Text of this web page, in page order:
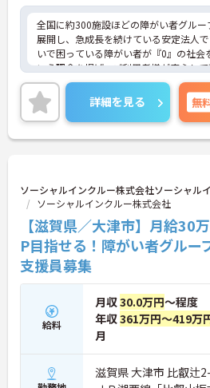
全国に約300施設ほどの障がい者グルー
展開し、急成長を続けている安定法人
いで困っている障がい者が『0』の社会
いう理念を掲げ、ご利用者様が安心し
域社会の実現を目指しています。日中
型のホームとして、ご利用者様一人ひと
た温かい支援を提供しています。グル
用に設計された新築物件を中心に運営
潔で快適な環境が整っています。入社
厚い教育体制を整えています。これま
れた福祉業界でのご経験や有資格者とし
を存分に活かせる環境です。将来的に
すことができる登用制度や、外部研修の
どもご用意しています。お食事の準備に
も、レシピや食材の宅配サービスを利用
現場の負担を軽減しています。夜間も
確保しているため、安心して長くご活躍
す。
【柔軟な働き方が実現できる環境が整
・週1日からの勤務が可能で、平日のみ
といったご希望にも柔軟に対応していま
・残業がほとんど発生しないため、プ
時間やWワークとの両立がしやすい環境
の負担を軽減するサポート体制が充実
詳細を見る 無
ソーシャルインクルー株式会社ソーシャル
ソーシャルインクルー株式会社
【滋賀県／大津市】月給30
P目指せる！障がい者グルー
支援員募集
給料
月収30.0万円～程度
年収361万円～419万
月
滋賀県 大津市 比叡辻